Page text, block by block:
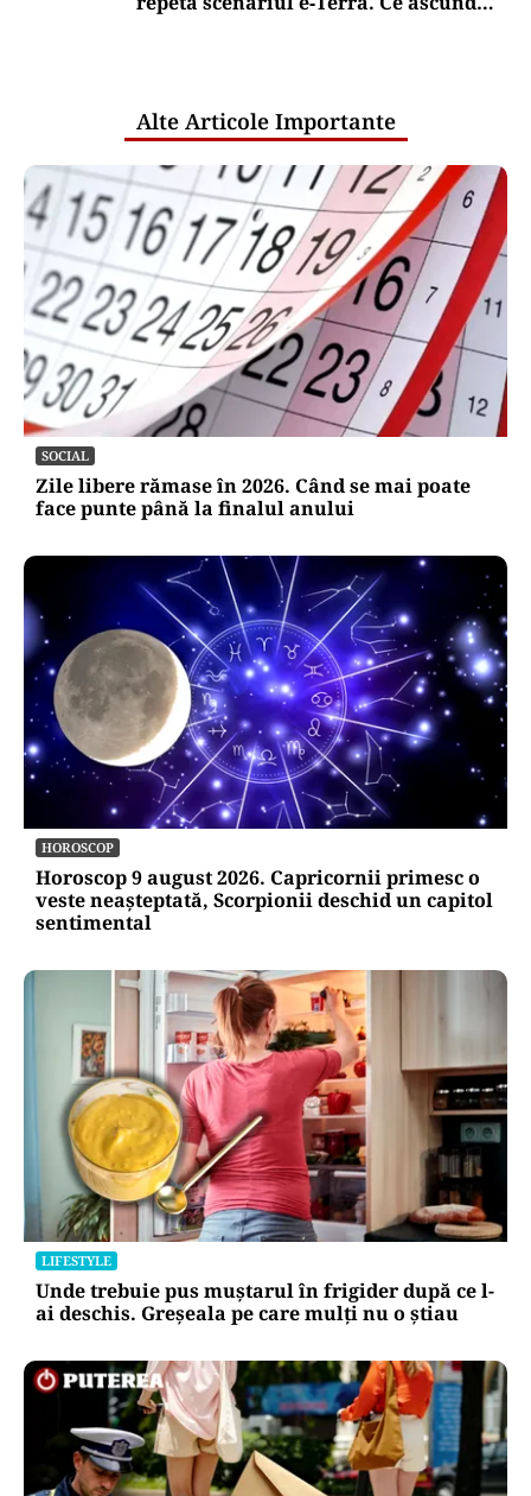
Alte Articole Importante
SOCIAL
Zile libere rămase în 2026. Când se mai poate
face punte până la finalul anului
HOROSCOP
Horoscop 9 august 2026. Capricornii primesc o
veste neașteptată, Scorpionii deschid un capitol
sentimental
LIFESTYLE
Unde trebuie pus muștarul în frigider după ce l-
ai deschis. Greșeala pe care mulți nu o știau